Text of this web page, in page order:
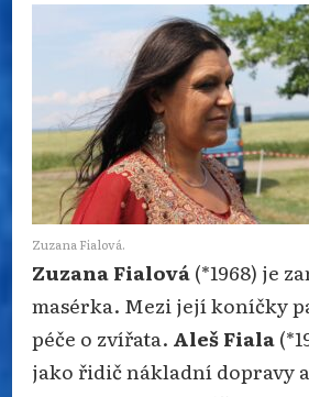
Zuzana Fialová.
Zuzana Fialová(*1968) je
masérka. Mezi její koníčky
péče o zvířata. Aleš Fiala
jako řidič nákladní dopravy